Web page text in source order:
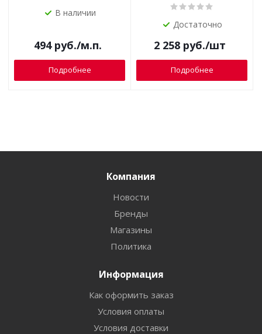
В наличии
494руб./м.п.
Подробнее
Достаточно
2 258 руб./шт
Подробнее
Компания
Новости
Бренды
Магазины
Политика
Информация
Как оформить заказ
Условия оплаты
Условия доставки